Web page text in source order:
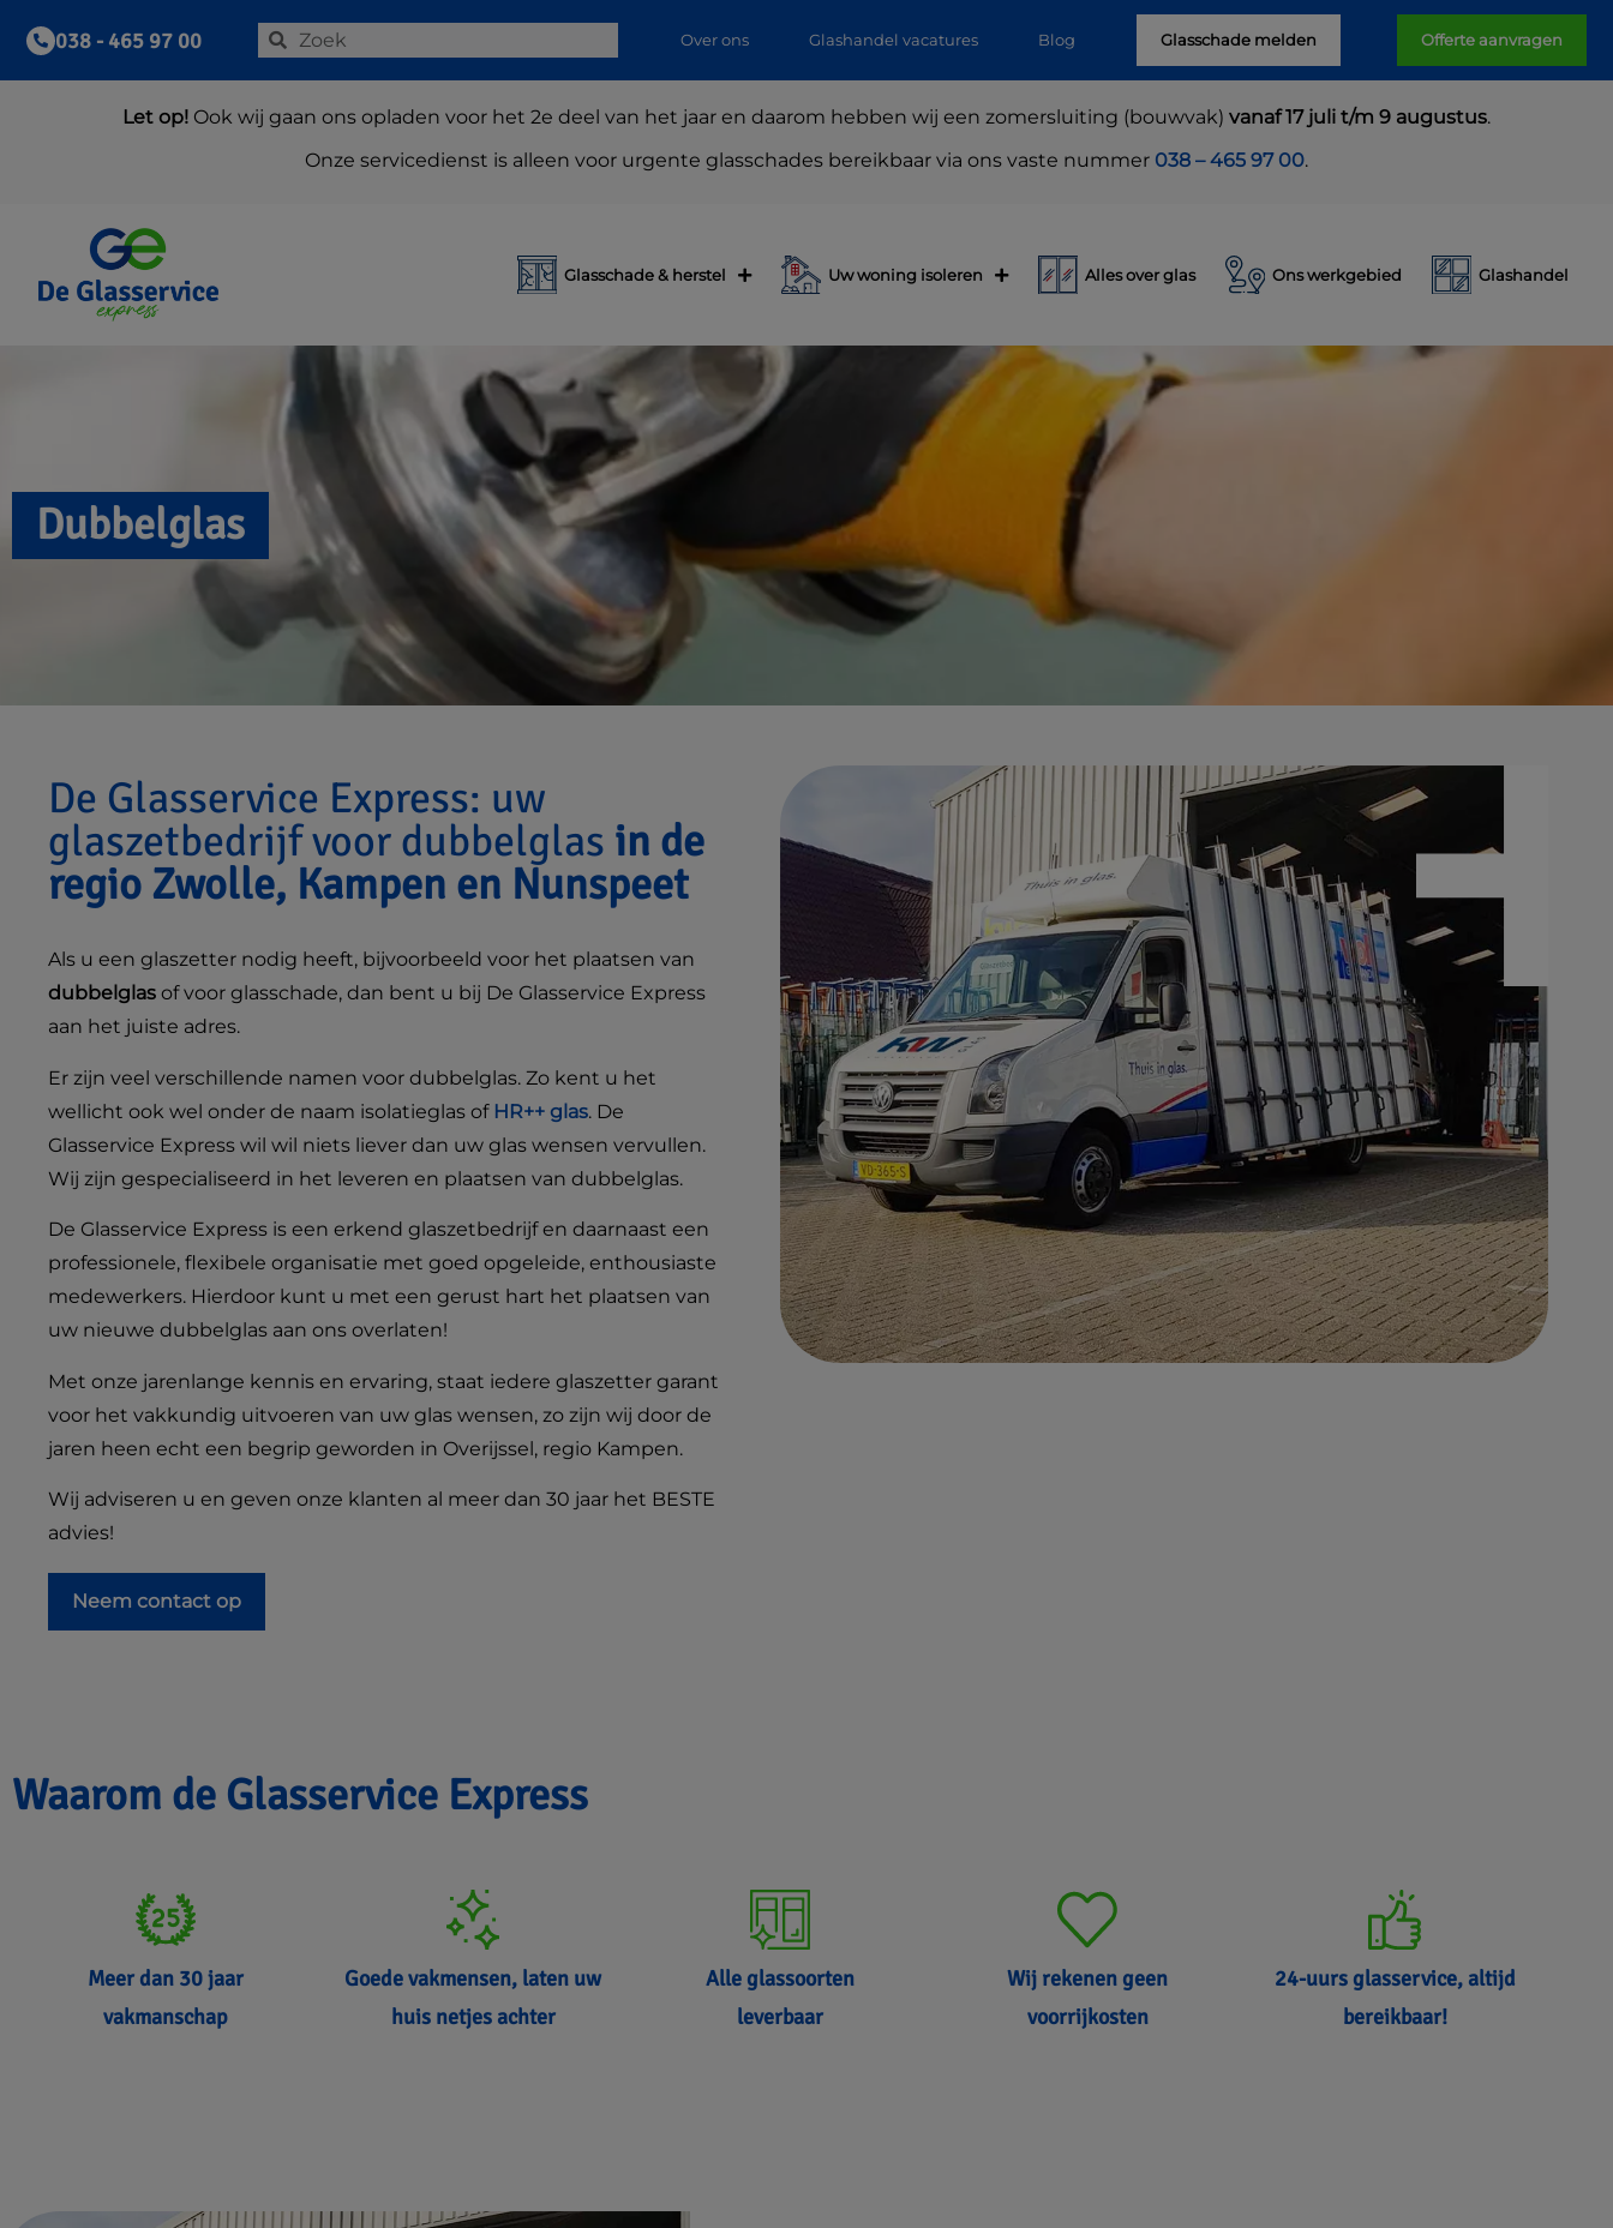
038 - 465 97 00 Over ons Glashandel vacatures Blog Glasschade melden Offerte aanvragen
Let op! Ook wij gaan ons opladen voor het 2e deel van het jaar en daarom hebben wij een zomersluiting (bouwvak) vanaf 17 juli t/m 9 augustus.
Onze servicedienst is alleen voor urgente glasschades bereikbaar via ons vaste nummer 038 – 465 97 00.
Glasschade & herstel Uw woning isoleren Alles over glas Ons werkgebied Glashandel
Dubbelglas
De Glasservice Express: uw
glaszetbedrijf voor dubbelglas in de
regio Zwolle, Kampen en Nunspeet
Als u een glaszetter nodig heeft, bijvoorbeeld voor het plaatsen van
dubbelglas of voor glasschade, dan bent u bij De Glasservice Express
aan het juiste adres.
Er zijn veel verschillende namen voor dubbelglas. Zo kent u het
wellicht ook wel onder de naam isolatieglas of HR++ glas. De
Glasservice Express wil wil niets liever dan uw glas wensen vervullen.
Wij zijn gespecialiseerd in het leveren en plaatsen van dubbelglas.
De Glasservice Express is een erkend glaszetbedrijf en daarnaast een
professionele, flexibele organisatie met goed opgeleide, enthousiaste
medewerkers. Hierdoor kunt u met een gerust hart het plaatsen van
uw nieuwe dubbelglas aan ons overlaten!
Met onze jarenlange kennis en ervaring, staat iedere glaszetter garant
voor het vakkundig uitvoeren van uw glas wensen, zo zijn wij door de
jaren heen echt een begrip geworden in Overijssel, regio Kampen.
Wij adviseren u en geven onze klanten al meer dan 30 jaar het BESTE
advies!
Neem contact op
Waarom de Glasservice Express
Meer dan 30 jaar
vakmanschap
Goede vakmensen, laten uw
huis netjes achter
Alle glassoorten
leverbaar
Wij rekenen geen
voorrijkosten
24-uurs glasservice, altijd
bereikbaar!